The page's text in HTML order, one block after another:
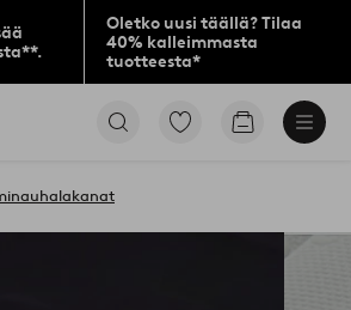
Oletko uusi täällä? Tilaa
40% kalleimmasta
tuotteesta*
Siirry
Siirry